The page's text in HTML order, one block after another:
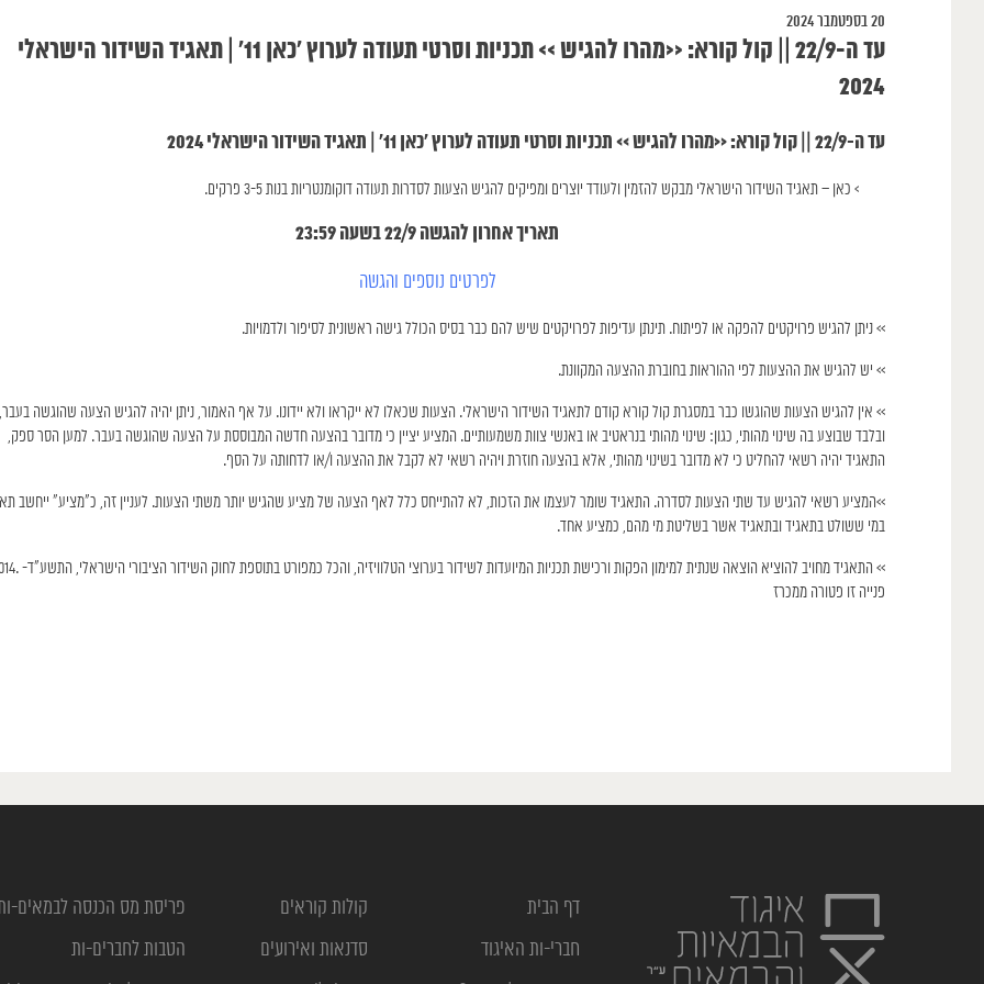
20 בספטמבר 2024
עד ה-22/9 || קול קורא: <<מהרו להגיש >> תכניות וסרטי תעודה לערוץ ׳כאן 11׳ | תאגיד השידור הישראלי
2024
עד ה-22/9 || קול קורא: <<מהרו להגיש >> תכניות וסרטי תעודה לערוץ ׳כאן 11׳ | תאגיד השידור הישראלי 2024
> כאן – תאגיד השידור הישראלי מבקש להזמין ולעודד יוצרים ומפיקים להגיש הצעות לסדרות תעודה דוקומנטריות בנות 3-5 פרקים.
תאריך אחרון להגשה 22/9 בשעה 23:59
לפרטים נוספים והגשה
>> ניתן להגיש פרויקטים להפקה או לפיתוח. תינתן עדיפות לפרויקטים שיש להם כבר בסיס הכולל גישה ראשונית לסיפור ולדמויות.
>> יש להגיש את ההצעות לפי ההוראות בחוברת ההצעה המקוונת.
>> אין להגיש הצעות שהוגשו כבר במסגרת קול קורא קודם לתאגיד השידור הישראלי. הצעות שכאלו לא ייקראו ולא יידונו. על אף האמור, ניתן יהיה להגיש הצעה שהוגשה בעבר,
ובלבד שבוצע בה שינוי מהותי, כגון: שינוי מהותי בנראטיב או באנשי צוות משמעותיים. המציע יציין כי מדובר בהצעה חדשה המבוססת על הצעה שהוגשה בעבר. למען הסר ספק,
התאגיד יהיה רשאי להחליט כי לא מדובר בשינוי מהותי, אלא בהצעה חוזרת ויהיה רשאי לא לקבל את ההצעה ו/או לדחותה על הסף.
>>המציע רשאי להגיש עד שתי הצעות לסדרה. התאגיד שומר לעצמו את הזכות, לא להתייחס כלל לאף הצעה של מציע שהגיש יותר משתי הצעות. לעניין זה, כ”מציע” ייחשב
במי ששולט בתאגיד ובתאגיד אשר בשליטת מי מהם, כמציע אחד.
פנייה זו פטורה ממכרז
דף הבית
חברי-ות האיגוד
קולות קוראים
סדנאות ואירועים
פריסת מס הכנסה לבמאים-
הטבות לחברים-ות